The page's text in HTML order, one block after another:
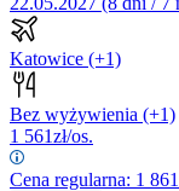
Katowice (+1)
Bez wyżywienia (+1)
1 561zł/os.
Cena regularna: 1 861